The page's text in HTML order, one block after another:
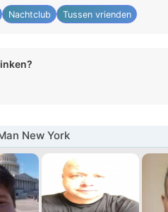
Nachtclub Tussen vrienden
New York